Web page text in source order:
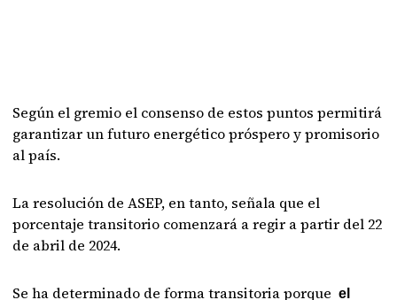
Según el gremio el consenso de estos puntos permitirá
garantizar un futuro energético próspero y promisorio
al país.
La resolución de ASEP, en tanto, señala que el
porcentaje transitorio comenzará a regir a partir del 22
de abril de 2024.
Se ha determinado de forma transitoria porqueel